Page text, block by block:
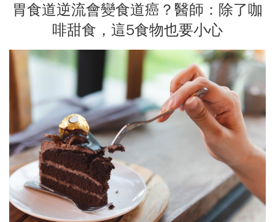
胃食道逆流會變食道癌？醫師：除了咖
啡甜食，這5食物也要小心